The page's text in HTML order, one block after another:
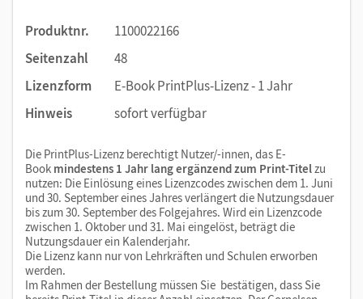
Produktnr.
1100022166
Seitenzahl
48
Lizenzform
E-Book PrintPlus-Lizenz - 1 Jahr
Hinweis
sofort verfügbar
Die PrintPlus-Lizenz berechtigt Nutzer/-innen, das E-
Book mindestens 1 Jahr lang ergänzend zum Print-Titelzu
nutzen: Die Einlösung eines Lizenzcodes zwischen dem 1. Juni
und 30. September eines Jahres verlängert die Nutzungsdauer
bis zum 30. September des Folgejahres. Wird ein Lizenzcode
zwischen 1. Oktober und 31. Mai eingelöst, beträgt die
Nutzungsdauer ein Kalenderjahr.
Die Lizenz kann nur von Lehrkräften und Schulen erworben
werden.
Im Rahmen der Bestellung müssen Sie bestätigen, dass Sie